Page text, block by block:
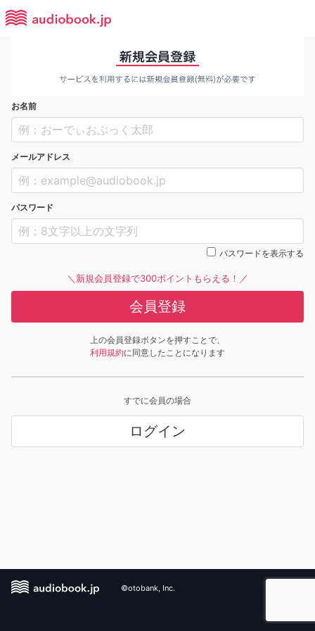
お名前
メールアドレス
パスワード
パスワードを表示する
＼新規会員登録で300ポイントもらえる！／
会員登録
上の会員登録ボタンを押すことで、
利用規約に同意したことになります
すでに会員の場合
ログイン
©otobank, Inc.